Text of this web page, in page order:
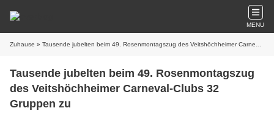
MENU
Zuhause » Tausende jubelten beim 49. Rosenmontagszug des Veitshöchheimer Carneval-Clubs 32 Gruppen zu
Tausende jubelten beim 49. Rosenmontagszug
des Veitshöchheimer Carneval-Clubs 32
Gruppen zu